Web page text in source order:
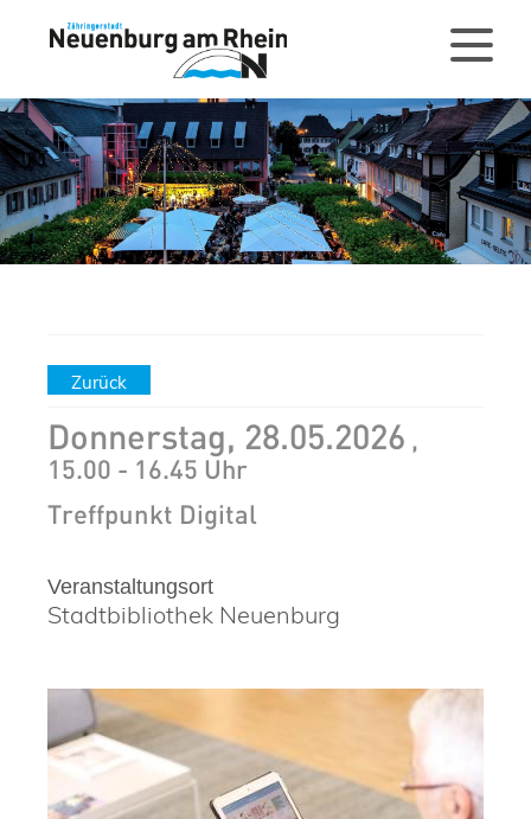
Zurück
Donnerstag, 28.05.2026 ,
15.00 - 16.45 Uhr
Treffpunkt Digital
Veranstaltungsort
Stadtbibliothek Neuenburg